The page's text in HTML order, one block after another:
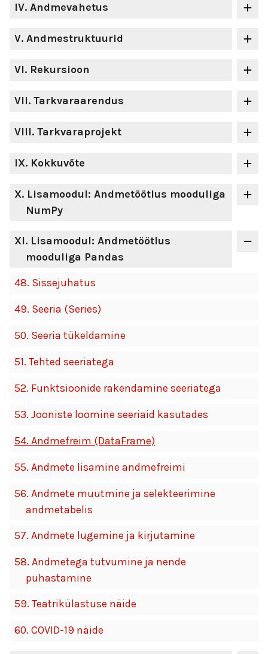
IV. Andmevahetus
V. Andmestruktuurid
VI. Rekursioon
VII. Tarkvaraarendus
VIII. Tarkvaraprojekt
IX. Kokkuvõte
X. Lisamoodul: Andmetöötlus mooduliga
NumPy
XI. Lisamoodul: Andmetöötlus
mooduliga Pandas
48. Sissejuhatus
49. Seeria (Series)
50. Seeria tükeldamine
51. Tehted seeriatega
52. Funktsioonide rakendamine seeriatega
53. Jooniste loomine seeriaid kasutades
54. Andmefreim (DataFrame)
55. Andmete lisamine andmefreimi
56. Andmete muutmine ja selekteerimine
andmetabelis
57. Andmete lugemine ja kirjutamine
58. Andmetega tutvumine ja nende
puhastamine
59. Teatrikülastuse näide
60. COVID-19 näide